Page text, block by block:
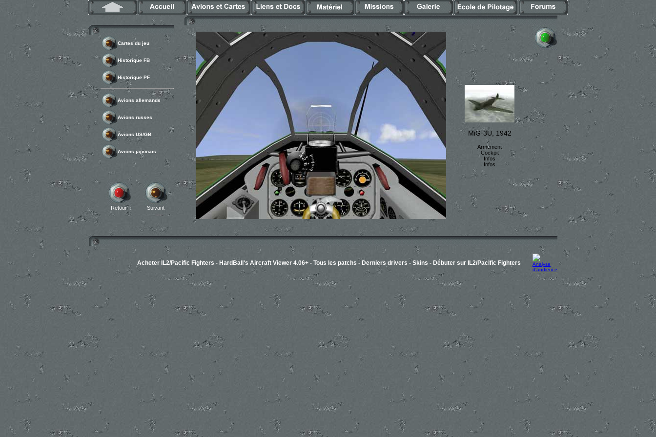
Cartes du jeu
Historique FB
Historique PF
Avions allemands
Avions russes
Avions US/GB
Avions japonais
Retour Suivant
MiG-3U, 1942
Armement
Cockpit
Infos
Infos
Acheter IL2/Pacific Fighters - HardBall's Aircraft Viewer 4.06+- Tous les patchs - Derniers drivers - Skins - Débuter sur IL2/Pacific Fighters